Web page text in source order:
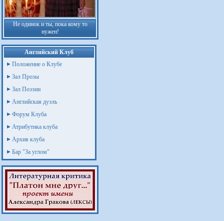
Не одинок и ты, пока кому то
нужен!
Английский Клуб
Положение о Клубе
Зал Прозы
Зал Поэзии
Английская дуэль
Форум Клуба
Атрибутика клуба
Архив клуба
Бар "За углом"